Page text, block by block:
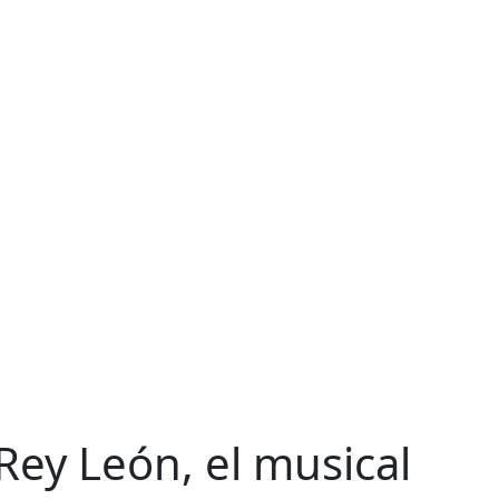
León, el musical